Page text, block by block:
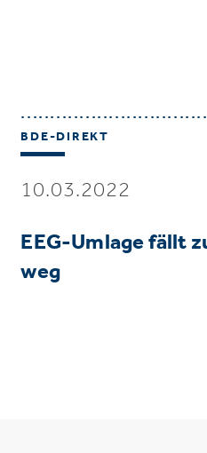
BDE-DIREKT
10.03.2022
EEG-Umlage fällt
weg